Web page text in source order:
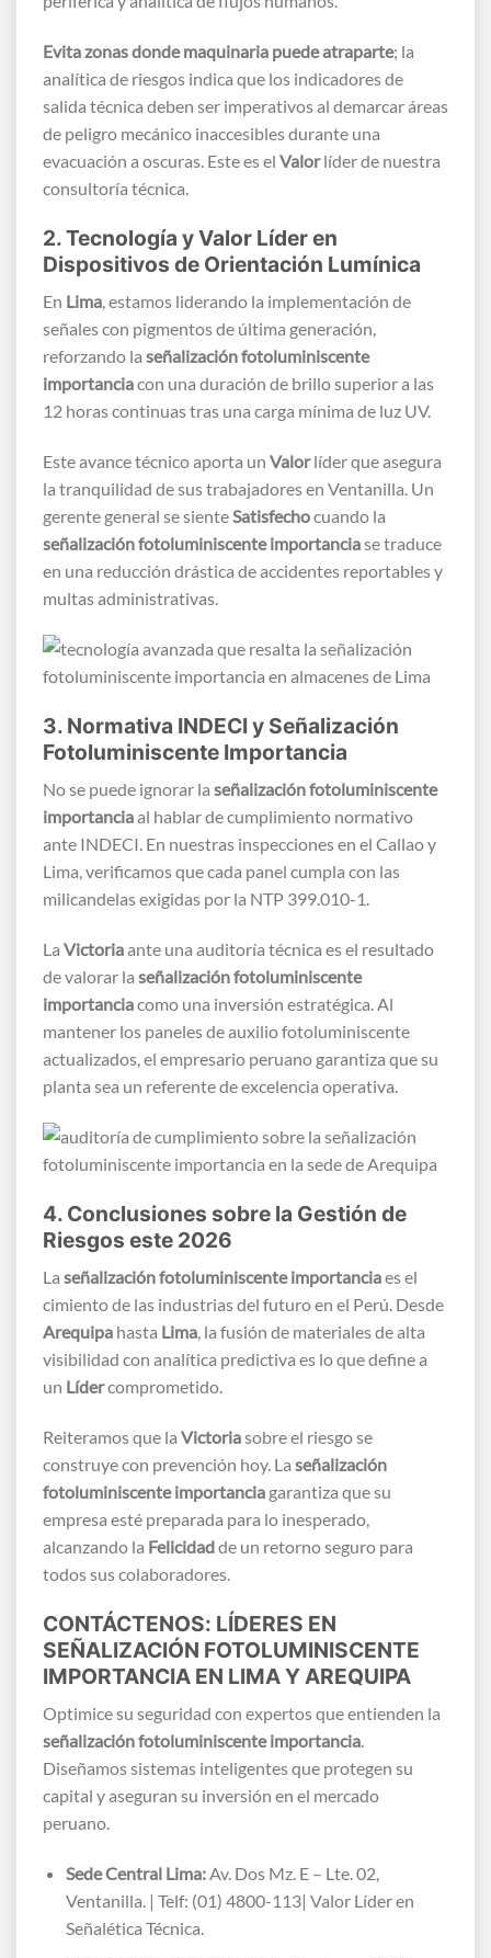
Evita zonas donde maquinaria puede atraparte; la
analítica de riesgos indica que los indicadores de
salida técnica deben ser imperativos al demarcar áreas
de peligro mecánico inaccesibles durante una
evacuación a oscuras. Este es el Valorlíder de nuestra
consultoría técnica.
2. Tecnología y Valor Líder en
Dispositivos de Orientación Lumínica
En Lima, estamos liderando la implementación de
señales con pigmentos de última generación,
reforzando la señalización fotoluminiscente
importanciacon una duración de brillo superior a las
12 horas continuas tras una carga mínima de luz UV.
Este avance técnico aporta un Valorlíder que asegura
la tranquilidad de sus trabajadores en Ventanilla. Un
gerente general se sienteSatisfechocuando la
señalización fotoluminiscente importanciase traduce
en una reducción drástica de accidentes reportables y
multas administrativas.
3. Normativa INDECI y Señalización
Fotoluminiscente Importancia
No se puede ignorar la señalización fotoluminiscente
importanciaal hablar de cumplimiento normativo
ante INDECI. En nuestras inspecciones en el Callao y
Lima, verificamos que cada panel cumpla con las
milicandelas exigidas por la NTP 399.010-1.
La Victoriaante una auditoría técnica es el resultado
de valorar la señalización fotoluminiscente
importanciacomo una inversión estratégica. Al
mantener los paneles de auxilio fotoluminiscente
actualizados, el empresario peruano garantiza que su
planta sea un referente de excelencia operativa.
4. Conclusiones sobre la Gestión de
Riesgos este 2026
La señalización fotoluminiscente importanciaes el
cimiento de las industrias del futuro en el Perú. Desde
Arequipa hasta Lima, la fusión de materiales de alta
visibilidad con analítica predictiva es lo que define a
un Lídercomprometido.
Reiteramos que la Victoriasobre el riesgo se
construye con prevención hoy. La señalización
fotoluminiscente importancia garantiza que su
empresa esté preparada para lo inesperado,
alcanzando la Felicidadde un retorno seguro para
todos sus colaboradores.
CONTÁCTENOS: LÍDERES EN
SEÑALIZACIÓN FOTOLUMINISCENTE
IMPORTANCIA EN LIMA Y AREQUIPA
Optimice su seguridad con expertos que entienden la
señalización fotoluminiscente importancia.
Diseñamos sistemas inteligentes que protegen su
capital y aseguran su inversión en el mercado
peruano.
Sede Central Lima:Av. Dos Mz. E – Lte. 02,
Ventanilla. | Telf: (01) 4800-113| Valor Líder en
Señalética Técnica.